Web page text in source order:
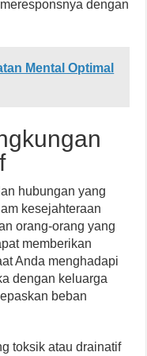
dengan
Mental Optimal
hubungan yang
kesejahteraan
orang-orang yang
memberikan
Anda menghadapi
dengan keluarga
beban
toksik atau drainatif